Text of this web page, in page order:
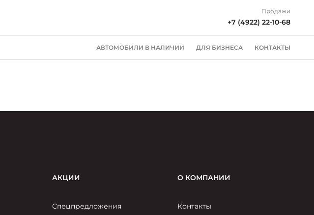
Продажи
+7 (4922) 22-10-68
АВТОМОБИЛИ В НАЛИЧИИ ДЛЯ БИЗНЕСА КОНТАКТЫ
АКЦИИ
Спецпредложения
О КОМПАНИИ
Контакты